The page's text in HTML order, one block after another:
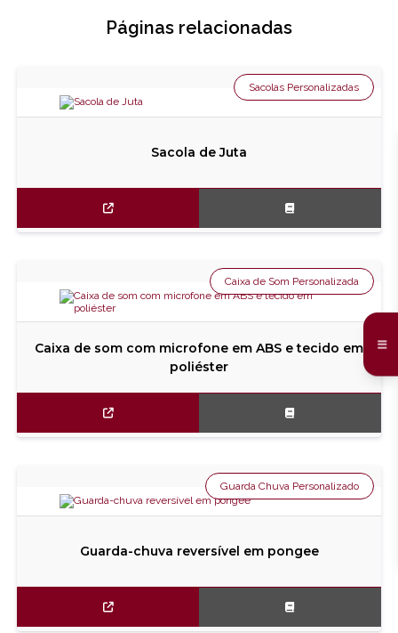
Páginas relacionadas
Sacola de Juta
Sacolas Personalizadas
Caixa de som com microfone em ABS e tecido em
poliéster
Caixa de Som Personalizada
Guarda-chuva reversível em pongee
Guarda Chuva Personalizado